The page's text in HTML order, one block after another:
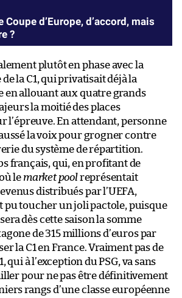
Coupe d’Europe, d’accord, mais
?
plutôt en phase avec la
la C1, qui privatisait déjà la
en allouant aux quatre grands
la moitié des places
l’épreuve. En attendant, personne
la voix pour grogner contre
du système de répartition.
français, qui, en profitant de
le market poolreprésentait
distribués par l’UEFA,
toucher un joli pactole, puisque
dès cette saison la somme
de 315 millions d’euros par
la C1 en France. Vraiment pas de
qui à l’exception du PSG, va sans
pour ne pas être définitivement
rangs d’une classe européenne